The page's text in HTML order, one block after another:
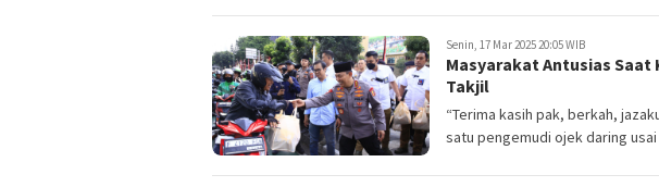
Senin, 17 Mar 2025 20:05 WIB
Masyarakat Antusias
Takjil
“Terima kasih pak, berkah,
satu pengemudi ojek daring